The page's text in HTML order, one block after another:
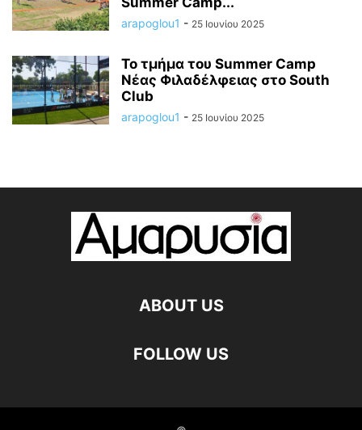
arapoglou1 - 25 Ιουνίου 2025
Το τμήμα του Summer Camp
Νέας Φιλαδέλφειας στο South
Club
arapoglou1 - 25 Ιουνίου 2025
ABOUT US
FOLLOW US